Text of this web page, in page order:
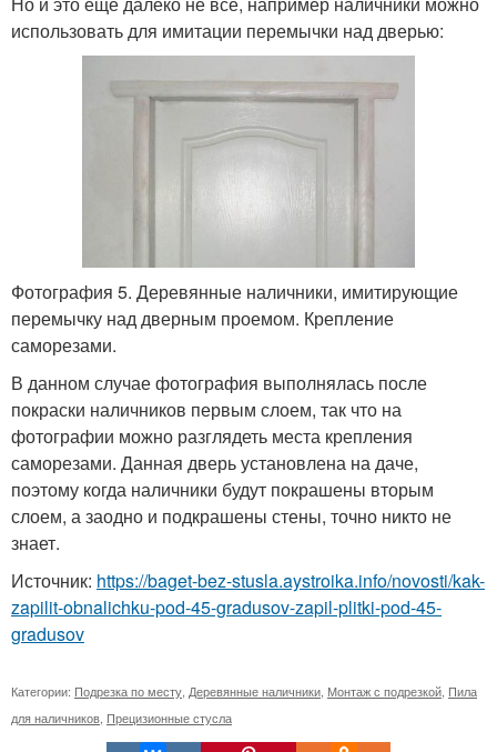
использовать для имитации перемычки над дверью:
Фотография 5. Деревянные наличники, имитирующие
перемычку над дверным проемом. Крепление
саморезами.
В данном случае фотография выполнялась после
покраски наличников первым слоем, так что на
фотографии можно разглядеть места крепления
саморезами. Данная дверь установлена на даче,
поэтому когда наличники будут покрашены вторым
слоем, а заодно и подкрашены стены, точно никто не
знает.
Источник: https://baget-bez-stusla.aystroika.info/novosti/kak-
zapilit-obnalichku-pod-45-gradusov-zapil-plitki-pod-45-
gradusov
Категории: Подрезка по месту Деревянные наличники Монтаж с подрезкой Пила
для наличников Прецизионные стусла